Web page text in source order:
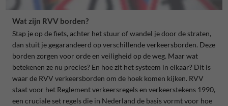
Wat zijn RVV borden?
Stap je op de fiets, achter het stuur of wandel je door de straten,
dan stuit je gegarandeerd op verschillende verkeersborden. Deze
borden zorgen voor orde en veiligheid op de weg. Maar wat
betekenen ze nu precies? En hoe zit het systeem in elkaar? Dit is
waar de RVV verkeersborden om de hoek komen kijken. RVV
staat voor het Reglement verkeersregels en verkeerstekens 1990,
een cruciale set regels die in Nederland de basis vormt voor hoe